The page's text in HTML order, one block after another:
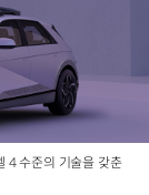
4 수준의 기술을 갖춘